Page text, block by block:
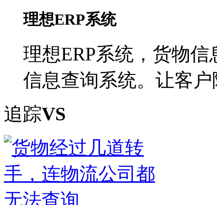
理想ERP系统
理想ERP系统，货物
信息查询系统。让客
追踪VS